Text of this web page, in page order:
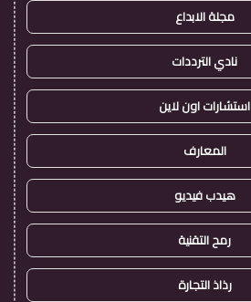
مجلة الابداع
نادي الترددات
استشارات اون لاين
المعارف
هيدب فيديو
رمح التقنية
رذاذ التجارة